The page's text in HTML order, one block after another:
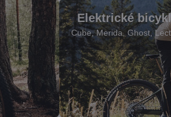
Elektrické
Cube, Merida, Ghost,